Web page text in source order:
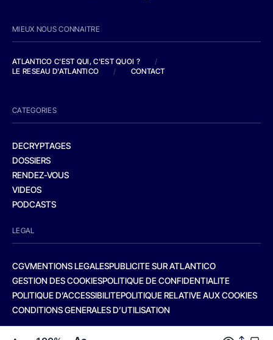
MIEUX NOUS CONNAITRE
ATLANTICO C'EST QUI, C'EST QUOI ?
/
LE RESEAU D'ATLANTICO
/ CONTACT
CATEGORIES
DECRYPTAGES
DOSSIERS
RENDEZ-VOUS
VIDEOS
PODCASTS
LEGAL
CGVMENTIONS LEGALESPUBLICITE SUR ATLANTICO
GESTION DES COOKIESPOLITIQUE DE CONFIDENTIALITE
POLITIQUE D’ACCESSIBILITEPOLITIQUE RELATIVE AUX COOKIES
CONDITIONS GENERALES D’UTILISATION